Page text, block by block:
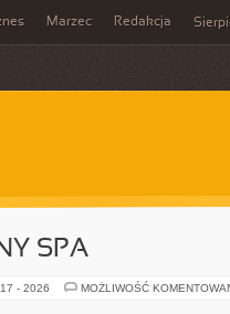
Marzec Redakcja
SPA
- 2026 MOŻLIWOŚĆ